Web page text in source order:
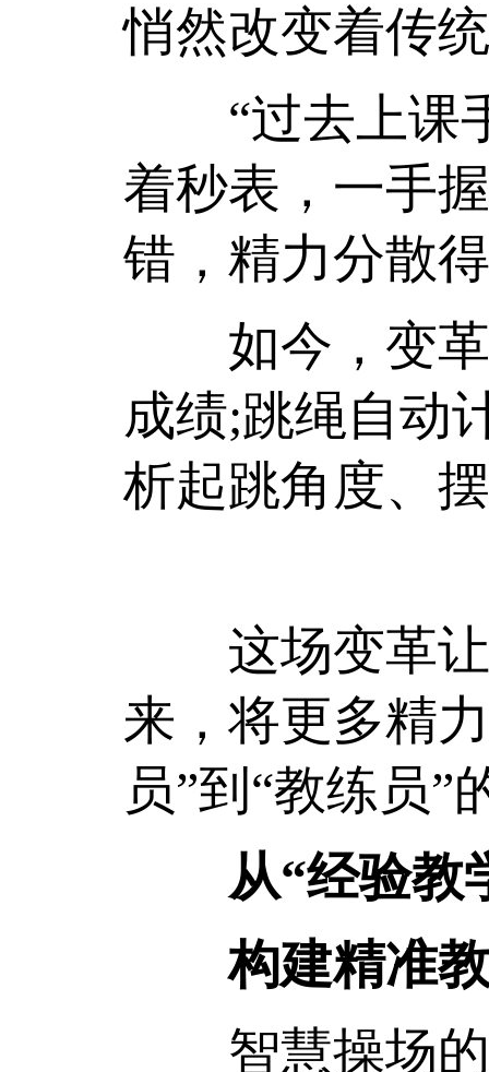
悄然改变着传
“过去上课手
着秒表，一手
错，精力分散
如今，变革
成绩;跳绳自动
析起跳角度、
这场变革让
来，将更多精
员”到“教练员”
从“经验教
构建精准教
智慧操场的